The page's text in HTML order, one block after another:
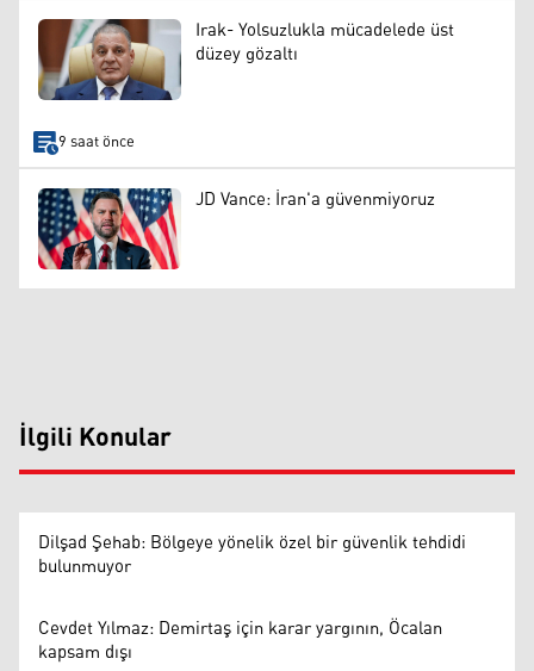
Irak- Yolsuzlukla mücadelede üst
düzey gözaltı
9 saat önce
JD Vance: İran'a güvenmiyoruz
İlgili Konular
Dilşad Şehab: Bölgeye yönelik özel bir güvenlik tehdidi
bulunmuyor
Cevdet Yılmaz: Demirtaş için karar yargının, Öcalan
kapsam dışı